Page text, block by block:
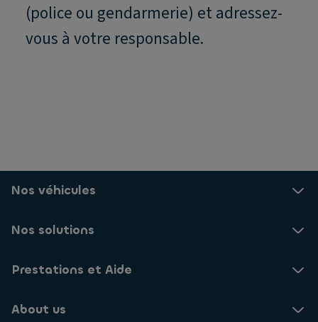
(police ou gendarmerie) et adressez-
vous à votre responsable.
Nos véhicules
Nos solutions
Prestations et Aide
About us